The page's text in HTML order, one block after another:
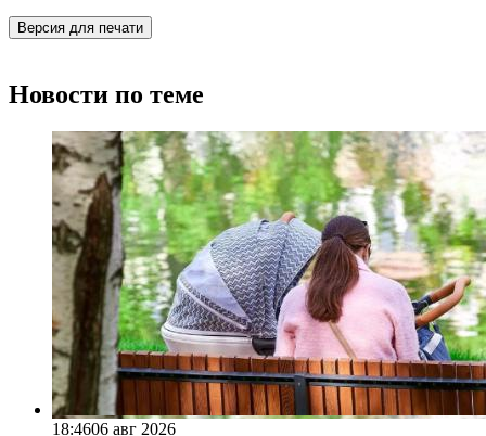
Версия для печати
Новости по теме
18:4606 авг 2026